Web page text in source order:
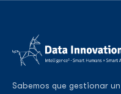
Sabemos que gestionar